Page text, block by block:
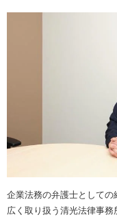
企業法務の弁護士として
広く取り扱う清光法律事務